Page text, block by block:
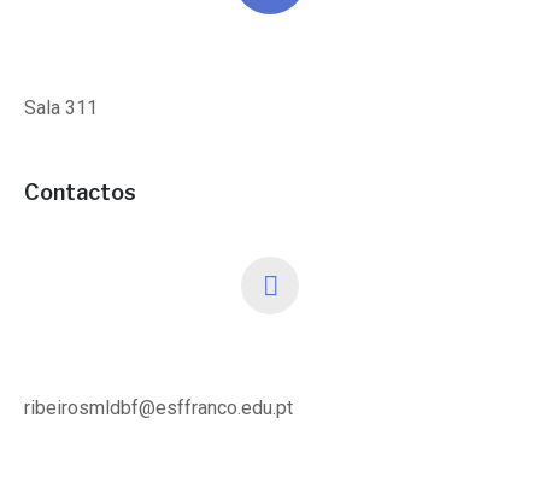
Sala 311
Contactos
ribeirosmldbf@esffranco.edu.pt